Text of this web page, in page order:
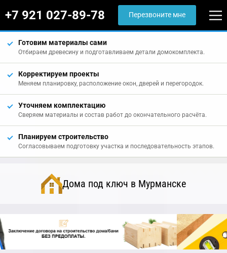
+7 921 027-89-78 Перезвоните мне
Готовим материалы сами
Отбираем древесину и подготавливаем детали домокомплекта.
Корректируем проекты
Меняем планировку, расположение окон, дверей и перегородок.
Уточняем комплектацию
Сверяем материалы и состав работ до окончательного расчёта.
Планируем строительство
Согласовываем подготовку участка и последовательность этапов.
Дома под ключ в Мурманске